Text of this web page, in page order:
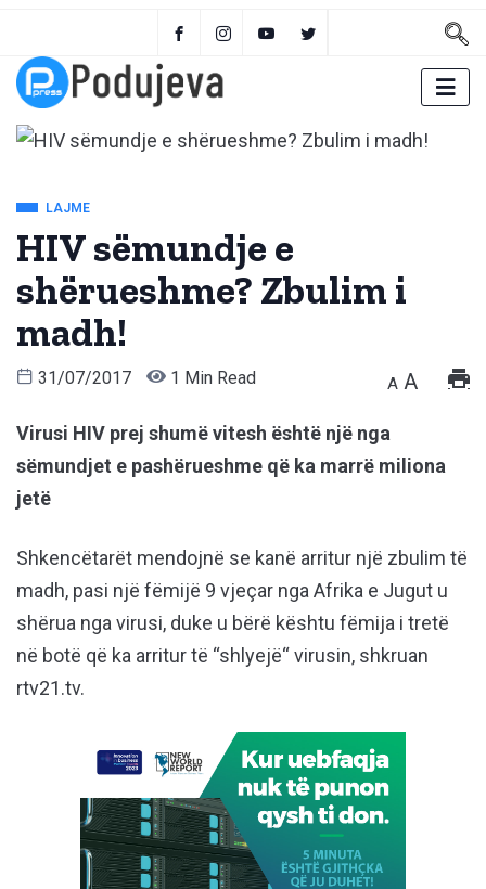
LAJME
HIV sëmundje e
shërueshme? Zbulim i
madh!
31/07/2017 1 Min Read A A
Virusi HIV prej shumë vitesh është një nga
sëmundjet e pashërueshme që ka marrë miliona
jetë
Shkencëtarët mendojnë se kanë arritur një zbulim të
madh, pasi një fëmijë 9 vjeçar nga Afrika e Jugut u
shërua nga virusi, duke u bërë kështu fëmija i tretë
në botë që ka arritur të “shlyejë“ virusin, shkruan
rtv21.tv.